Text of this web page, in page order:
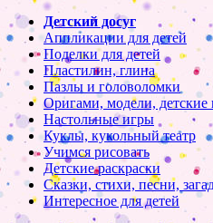
Детский досуг
Аппликации для детей
Поделки для детей
Пластилин, глина
Пазлы и головоломки
Оригами, модели,
Настольные игры
Куклы, кукольный театр
Учимся рисовать
Детские раскраски
Сказки, стихи, песни,
Интересное для детей